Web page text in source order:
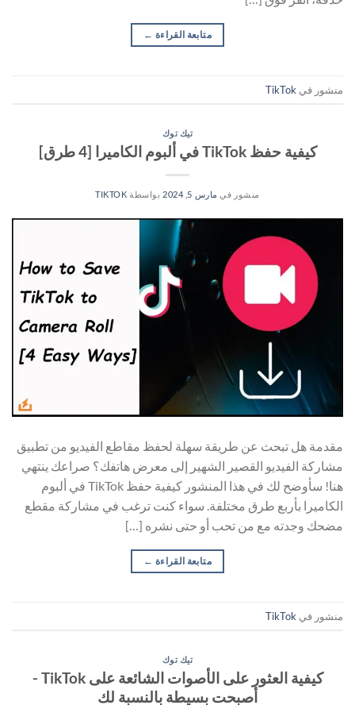
متابعة القراءة ←
منشور في TikTok
تيك توك
كيفية حفظ TikTok في ألبوم الكاميرا [4 طرق]
منشور في مارس 5, 2024 بواسطة TIKTOK
مقدمة هل تبحث عن طريقة سهلة لحفظ مقاطع الفيديو من تطبيق
مشاركة الفيديو القصير الشهير إلى معرض هاتفك؟ صراعك ينتهي
هنا! سأوضح لك في هذا المنشور كيفية حفظ TikTok في ألبوم
الكاميرا بأربع طرق مختلفة. سواء كنت ترغب في مشاركة مقطع
مضحك وجدته مع من تحب أو حتى نشره […]
متابعة القراءة ←
منشور في TikTok
تيك توك
كيفية العثور على الأصوات الشائعة على TikTok -
أصبحت بسيطة بالنسبة لك